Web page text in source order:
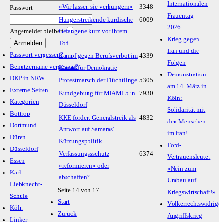
Passwort
Angemeldet bleiben
Passwort vergessen?
Benutzername vergessen?
DKP in NRW
Externe Seiten
Kategorien
Bottrop
Dortmund
Düren
Düsseldorf
Essen
Karl-
Liebknecht-
Schule
Köln
Linker
»Wir lassen sie verhungern«
3348
Hungerstreikende kurdische
Gefangene kurz vor ihrem
Tod
6009
Kampf gegen Berufsverbot im
Kampf für Demokratie
4339
Protestmarsch der Flüchtlinge 5305
Kundgebung für MIAMI 5 in
Düsseldorf
7930
KKE fordert Generalstreik als
Antwort auf Samaras'
Kürzungspolitik
4832
Verfassungssschutz
»reformieren« oder
abschaffen?
6374
Seite 14 von 17
Start
Zurück
Internationalen
Frauentag
2026
Krieg gegen
Iran und die
Folgen
Demonstration
am 14. März in
Köln:
Solidarität mit
den Menschen
im Iran!
Ford-
Vertrauensleute:
«Nein zum
Umbau auf
Kriegswirtschaft!»
Angriffskrieg